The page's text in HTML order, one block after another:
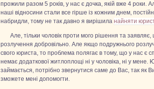
прожили разом 5 років, у нас є дочка, якій вже 4 роки.
наші відносини стали все гірше із кожним днем,
набридли, тому не так давно я вирішила найняти
Але, тільки чоловік проти мого рішення та
розлучення добровільно. Але якщо подружнього
свого юриста, то проблема полягає в тому, що у нас є
немає додаткової житлоплощі ні у чоловіка, ні у
займається, потрібно звернутися саме до Вас, так як
зможете мені допомогти.